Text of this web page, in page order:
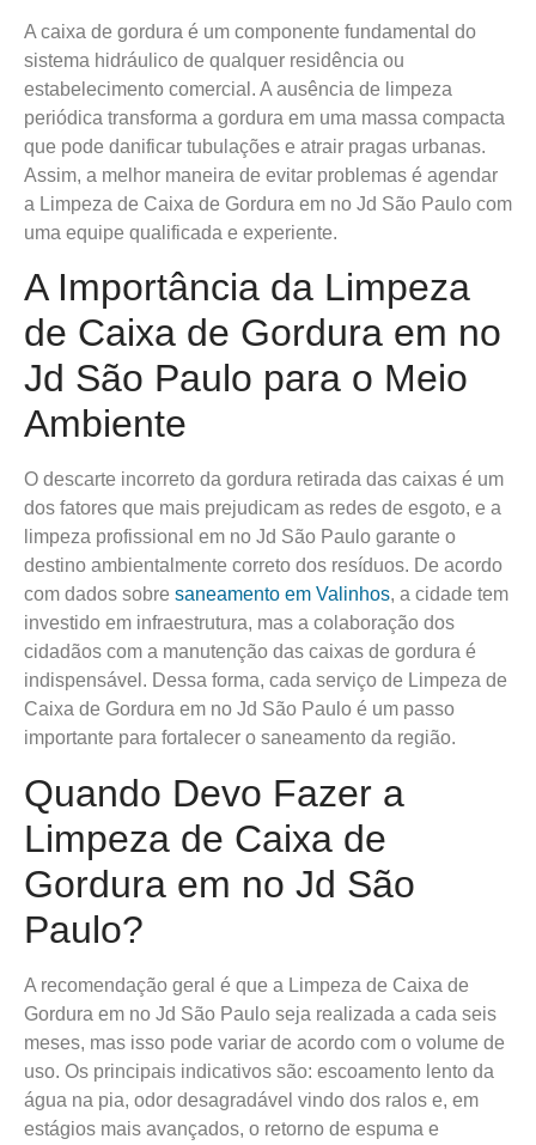
A caixa de gordura é um componente fundamental do
sistema hidráulico de qualquer residência ou
estabelecimento comercial. A ausência de limpeza
periódica transforma a gordura em uma massa compacta
que pode danificar tubulações e atrair pragas urbanas.
Assim, a melhor maneira de evitar problemas é agendar
a Limpeza de Caixa de Gordura em no Jd São Paulo com
uma equipe qualificada e experiente.
A Importância da Limpeza
de Caixa de Gordura em no
Jd São Paulo para o Meio
Ambiente
O descarte incorreto da gordura retirada das caixas é um
dos fatores que mais prejudicam as redes de esgoto, e a
limpeza profissional em no Jd São Paulo garante o
destino ambientalmente correto dos resíduos. De acordo
com dados sobre saneamento em Valinhos, a cidade tem
investido em infraestrutura, mas a colaboração dos
cidadãos com a manutenção das caixas de gordura é
indispensável. Dessa forma, cada serviço de Limpeza de
Caixa de Gordura em no Jd São Paulo é um passo
importante para fortalecer o saneamento da região.
Quando Devo Fazer a
Limpeza de Caixa de
Gordura em no Jd São
Paulo?
A recomendação geral é que a Limpeza de Caixa de
Gordura em no Jd São Paulo seja realizada a cada seis
meses, mas isso pode variar de acordo com o volume de
uso. Os principais indicativos são: escoamento lento da
água na pia, odor desagradável vindo dos ralos e, em
estágios mais avançados, o retorno de espuma e